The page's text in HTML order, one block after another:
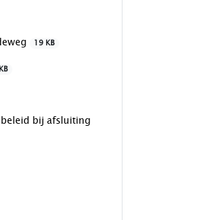
19 KB
bij afsluiting